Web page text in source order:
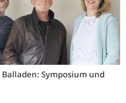
Symposium und